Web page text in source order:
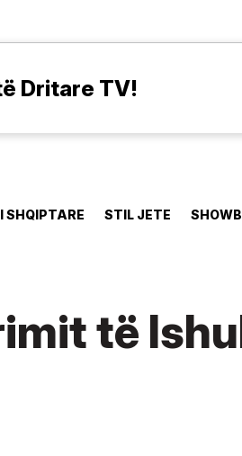
Dritare TV!
SHQIPTARE STIL JETE
të